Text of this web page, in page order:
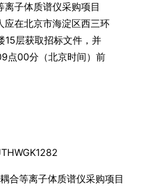
子体质谱仪采购项目
应在北京市海淀区西三环
15层获取招标文件，并
点00分（北京时间）前
合等离子体质谱仪采购项目